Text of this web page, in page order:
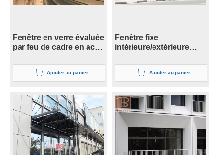
Fenêtre en verre évaluée
par feu de cadre en acier
de preuve de feu
Ajouter au panier
Fenêtre fixe
intérieure/extérieure
mm 1,0 h
Ajouter au panier